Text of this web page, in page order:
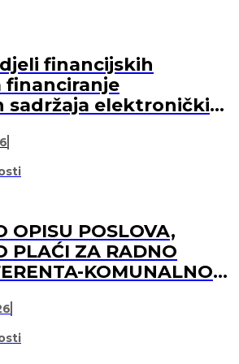
financijskih
financiranje
sadržaja elektroničkih
OPISU POSLOVA,
PLAĆI ZA RADNO
KOMUNALNOG